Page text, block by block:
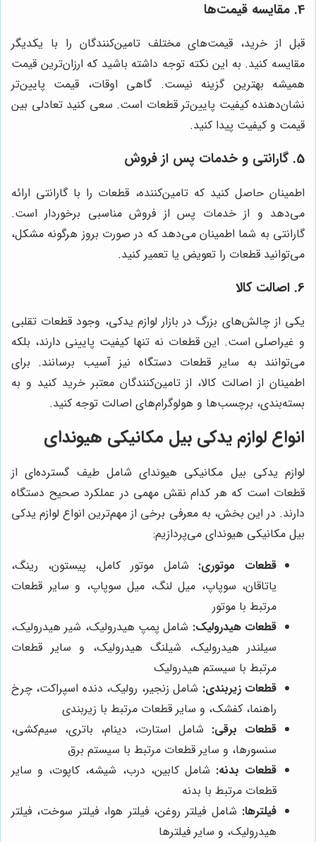
4. مقایسه قیمت‌ها
قبل از خرید، قیمت‌های مختلف تامین‌کنندگان را با یکدیگر
مقایسه کنید. به این نکته توجه داشته باشید که ارزان‌ترین قیمت
همیشه بهترین گزینه نیست. گاهی اوقات، قیمت پایین‌تر
نشان‌دهنده کیفیت پایین‌تر قطعات است. سعی کنید تعادلی بین
قیمت و کیفیت پیدا کنید.
5. گارانتی و خدمات پس از فروش
اطمینان حاصل کنید که تامین‌کننده، قطعات را با گارانتی ارائه
می‌دهد و از خدمات پس از فروش مناسبی برخوردار است.
گارانتی به شما اطمینان می‌دهد که در صورت بروز هرگونه مشکل،
می‌توانید قطعات را تعویض یا تعمیر کنید.
6. اصالت کالا
یکی از چالش‌های بزرگ در بازار لوازم یدکی، وجود قطعات تقلبی
و غیراصلی است. این قطعات نه تنها کیفیت پایینی دارند، بلکه
می‌توانند به سایر قطعات دستگاه نیز آسیب برسانند. برای
اطمینان از اصالت کالا، از تامین‌کنندگان معتبر خرید کنید و به
بسته‌بندی، برچسب‌ها و هولوگرام‌های اصالت توجه کنید.
انواع لوازم یدکی بیل مکانیکی هیوندای
لوازم یدکی بیل مکانیکی هیوندای شامل طیف گسترده‌ای از
قطعات است که هر کدام نقش مهمی در عملکرد صحیح دستگاه
دارند. در این بخش، به معرفی برخی از مهم‌ترین انواع لوازم یدکی
بیل مکانیکی هیوندای می‌پردازیم:
قطعات موتوری: شامل موتور کامل، پیستون، رینگ،
یاتاقان، سوپاپ، میل لنگ، میل سوپاپ، و سایر قطعات
مرتبط با موتور
قطعات هیدرولیک: شامل پمپ هیدرولیک، شیر هیدرولیک،
سیلندر هیدرولیک، شیلنگ هیدرولیک، و سایر قطعات
مرتبط با سیستم هیدرولیک
قطعات زیربندی: شامل زنجیر، رولیک، دنده اسپراکت، چرخ
راهنما، کفشک، و سایر قطعات مرتبط با زیربندی
قطعات برقی: شامل استارت، دینام، باتری، سیم‌کشی،
سنسورها، و سایر قطعات مرتبط با سیستم برق
قطعات بدنه: شامل کابین، درب، شیشه، کاپوت، و سایر
قطعات مرتبط با بدنه
فیلترها: شامل فیلتر روغن، فیلتر هوا، فیلتر سوخت، فیلتر
هیدرولیک، و سایر فیلترها